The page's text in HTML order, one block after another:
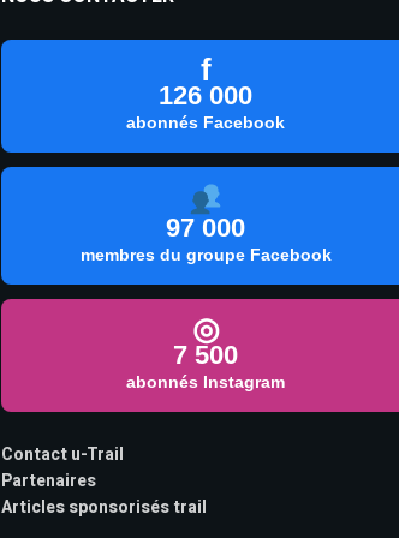
f
126 000
abonnés Facebook
97 000
membres du groupe Facebook
◎
7 500
abonnés Instagram
Contact u-Trail
Partenaires
Articles sponsorisés trail